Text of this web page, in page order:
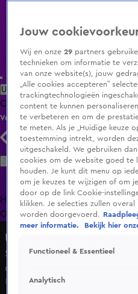
Uitzending Gemist Populaire
ClipsFilmsRadioSmart TV inlog
Volg KIJK
Zoeken
HomeUitzending Gemist
OranjezomerLivestreamsShop
Undercover in
Slachtoffers krijgen nog
oplichter Roy S.
8 juni 2025, 21:29
Jouw
Wij en onze29 partners
technieken om informatie te
van onze website(s), jouw
„Alle cookies accepteren”
trackingtechnologieën
content te kunnen
te verbeteren en om de
te meten. Als je „Huidige keuze
toestemming intrekt, worden
uitgeschakeld. We gebruiken
cookies om de website goed te
houden. Je kunt dit menu op
om je keuzes te wijzigen of om
door op de link Cookie-
klikken. Je selecties zullen
worden doorgevoerd.
meer informatie.
Bekijk hier
Functioneel & Essentieel
Analytisch